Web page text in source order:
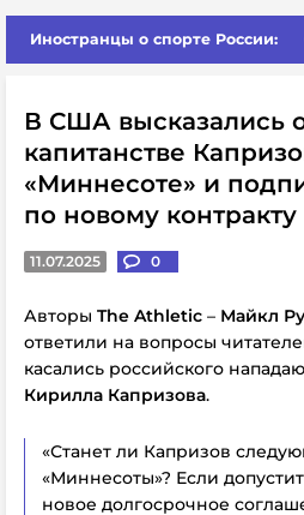
Иностранцы о спорте России:
В США высказались
капитанстве
«Миннесоте» и
по новому
11.07.2025 0
Авторы The Athletic – Майкл
ответили на вопросы
касались российского
Кирилла Капризова.
«Станет ли Капризов
«Миннесоты»? Если
новое долгосрочное